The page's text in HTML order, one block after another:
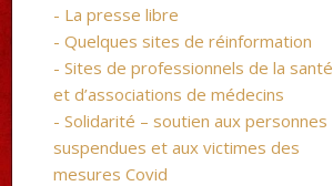
- La presse libre
- Quelques sites de réinformation
- Sites de professionnels de la santé
et d’associations de médecins
- Solidarité – soutien aux personnes
suspendues et aux victimes des
mesures Covid